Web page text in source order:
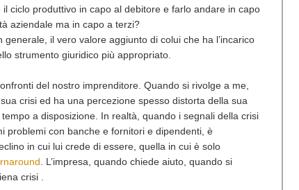
ciclo produttivo in capo al debitore e farlo andare in capo
aziendale ma in capo a terzi?
il vero valore aggiunto di colui che ha l’incarico
strumento giuridico più appropriato.
del nostro imprenditore. Quando si rivolge a me,
crisi ed ha una percezione spesso distorta della sua
a disposizione. In realtà, quando i segnali della crisi
problemi con banche e fornitori e dipendenti, è
in cui lui crede di essere, quella in cui è solo
. L’impresa, quando chiede aiuto, quando si
crisi .